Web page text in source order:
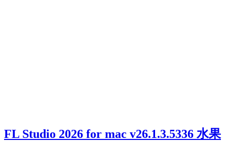
FL Studio 2026 for mac v26.1.3.5336 水果